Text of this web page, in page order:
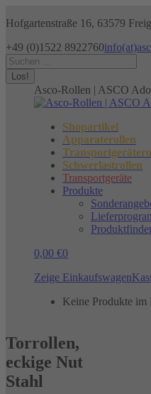
Inhalt
Hofgartenstraße 16, 63579
+49 (0)1522 8922760
Facebook
page
opens
Instagram
page
opens
X
page
opens
Search:
Asco-Rollen | ASCO
Shopartikel
Apparaterollen
Schwerlastrollen
Transportgeräte
Produkte
0,00 €0
Zeige Einkaufswagen
Keine Produkte im
Torrollen,
eckige Nut
Stahl